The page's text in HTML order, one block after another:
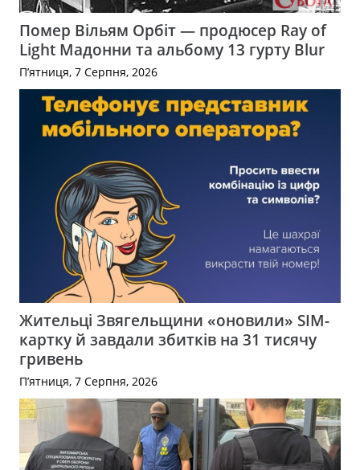
Помер Вільям Орбіт — продюсер Ray of
Light Мадонни та альбому 13 гурту Blur
П’ятниця, 7 Серпня, 2026
Жительці Звягельщини «оновили» SIM-
картку й завдали збитків на 31 тисячу
гривень
П’ятниця, 7 Серпня, 2026